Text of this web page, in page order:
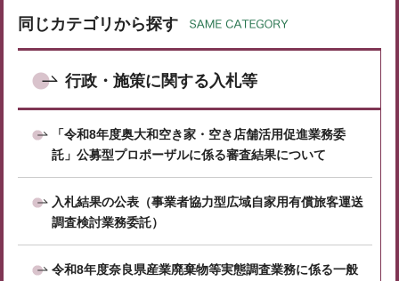
同じカテゴリから探す
行政・施策に関する入札等
「令和8年度奥大和空き家・空き店舗活用促進業務委
託」公募型プロポーザルに係る審査結果について
入札結果の公表（事業者協力型広域自家用有償旅客運送
調査検討業務委託）
令和8年度奈良県産業廃棄物等実態調査業務に係る一般